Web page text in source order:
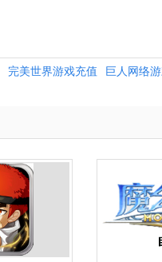
完美世界游戏充值 巨人网络